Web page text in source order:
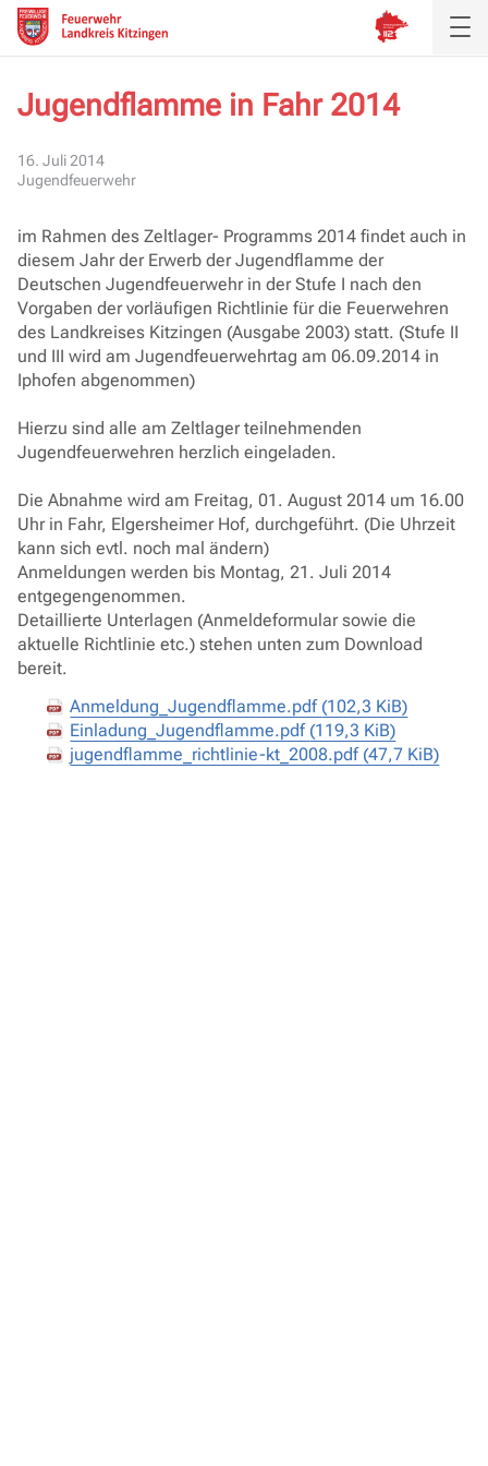
Jugendflamme in Fahr 2014
16. Juli 2014
Jugendfeuerwehr
im Rahmen des Zeltlager- Programms 2014 findet auch in
diesem Jahr der Erwerb der Jugendflamme der
Deutschen Jugendfeuerwehr in der Stufe I nach den
Vorgaben der vorläufigen Richtlinie für die Feuerwehren
des Landkreises Kitzingen (Ausgabe 2003) statt. (Stufe II
und III wird am Jugendfeuerwehrtag am 06.09.2014 in
Iphofen abgenommen)
Hierzu sind alle am Zeltlager teilnehmenden
Jugendfeuerwehren herzlich eingeladen.
Die Abnahme wird am Freitag, 01. August 2014 um 16.00
Uhr in Fahr, Elgersheimer Hof, durchgeführt. (Die Uhrzeit
kann sich evtl. noch mal ändern)
Anmeldungen werden bis Montag, 21. Juli 2014
entgegengenommen.
Detaillierte Unterlagen (Anmeldeformular sowie die
aktuelle Richtlinie etc.) stehen unten zum Download
bereit.
Anmeldung_Jugendflamme.pdf (102,3 KiB)
Einladung_Jugendflamme.pdf (119,3 KiB)
jugendflamme_richtlinie-kt_2008.pdf (47,7 KiB)
Verband
Ausbildung
Service